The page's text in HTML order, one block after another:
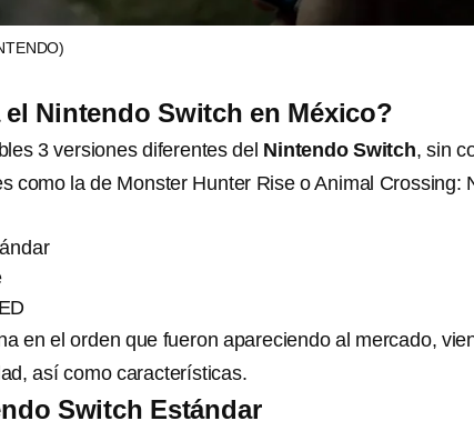
Nintendo Switch en México?
3 versiones diferentes del Nintendo Switch, sin
como la de Monster Hunter Rise o Animal Crossing:
en el orden que fueron apareciendo al mercado,
así como características.
Switch Estándar